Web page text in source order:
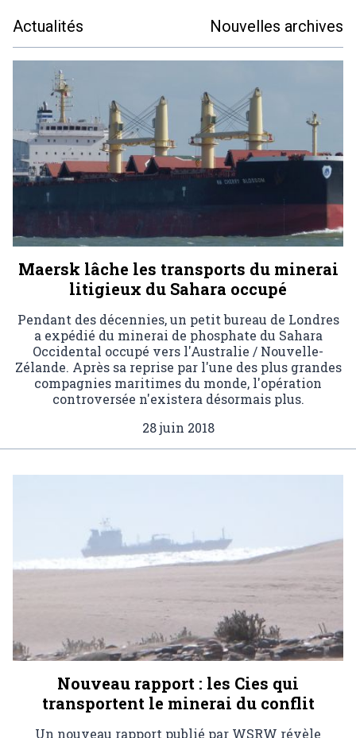
Actualités Nouvelles archives
Maersk lâche les transports du minerai
litigieux du Sahara occupé
Pendant des décennies, un petit bureau de Londres
a expédié du minerai de phosphate du Sahara
Occidental occupé vers l'Australie / Nouvelle-
Zélande. Après sa reprise par l'une des plus grandes
compagnies maritimes du monde, l'opération
controversée n'existera désormais plus.
28 juin 2018
Nouveau rapport : les Cies qui
transportent le minerai du conflit
Un nouveau rapport publié par WSRW révèle